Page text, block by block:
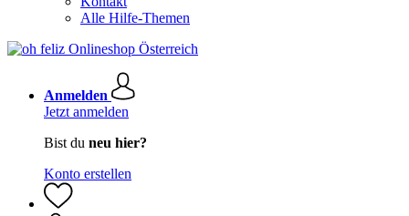
Alle Hilfe-Themen
Anmelden
Jetzt anmelden
Bist du neu hier?
Konto erstellen